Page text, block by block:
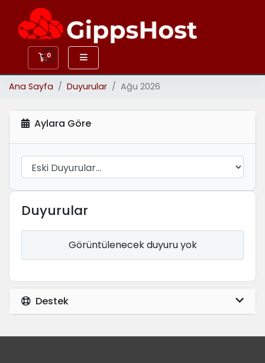
0Sepet
Ana Sayfa Duyurular Ağu 2026
Aylara Göre
Duyurular
Görüntülenecek duyuru yok
Destek